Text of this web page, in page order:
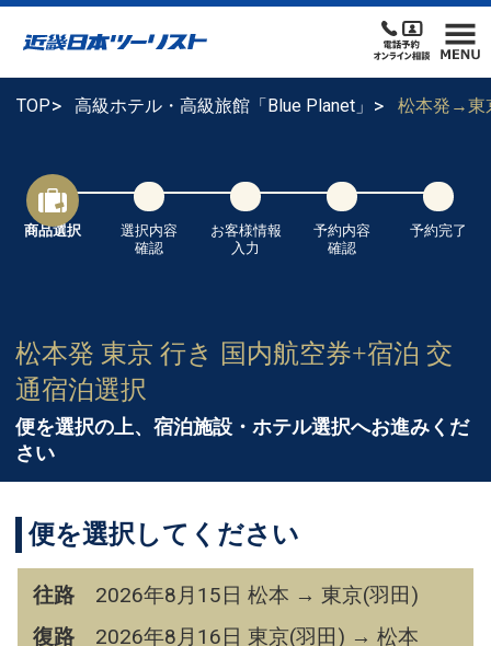
TOP 高級ホテル・高級旅館「Blue Planet」 松本発→東
商品選択
選択内容
確認
お客様情報
入力
予約内容
確認
予約完了
松本発 東京 行き 国内航空券+宿泊 交
通宿泊選択
便を選択の上、宿泊施設・ホテル選択へお進みくだ
さい
便を選択してください
往路
2026年8月15日 松本 → 東京(羽田)
復路
2026年8月16日 東京(羽田) → 松本